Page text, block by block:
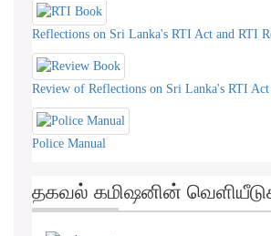
Reflections on Sri Lanka's RTI Act and RTI
Review of Reflections on Sri Lanka's RTI
Police Manual
தகவல் கமிஷனின்